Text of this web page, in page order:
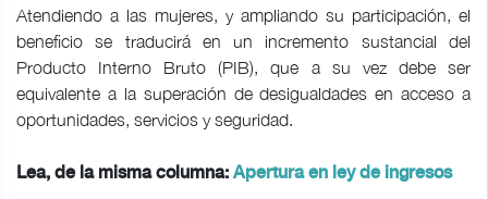
Atendiendo a las mujeres, y ampliando su participación, el
beneficio se traducirá en un incremento sustancial del
Producto Interno Bruto (PIB), que a su vez debe ser
equivalente a la superación de desigualdades en acceso a
oportunidades, servicios y seguridad.
Lea, de la misma columna: Apertura en ley de ingresos